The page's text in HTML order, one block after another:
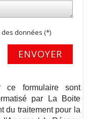
données (*)
ENVOYER
ce formulaire sont
par La Boite
du traitement pour la